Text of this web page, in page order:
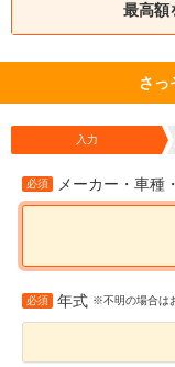
最高額
さっ
入力
必須 メーカー・車種
必須 年式 ※不明の場合は